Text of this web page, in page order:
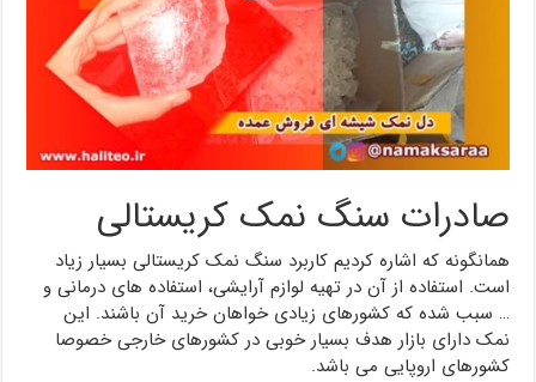
صادرات سنگ نمک کریستالی
همانگونه که اشاره کردیم کاربرد سنگ نمک کریستالی بسیار زیاد
است. استفاده از آن در تهیه لوازم آرایشی، استفاده های درمانی و
… سبب شده که کشورهای زیادی خواهان خرید آن باشند. این
نمک دارای بازار هدف بسیار خوبی در کشورهای خارجی خصوصا
کشورهای اروپایی می باشد.